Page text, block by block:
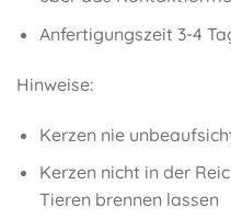
Anfertigungszeit 3-4
Hinweise:
Kerzen nie
Kerzen nicht in der
Tieren brennen lassen